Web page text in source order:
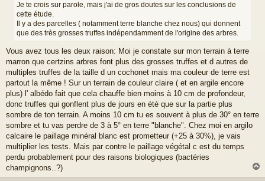
Je te crois sur parole, mais j'ai de gros doutes sur les conclusions de
cette étude.
Il y a des parcelles ( notamment terre blanche chez nous) qui donnent
que des très grosses truffes indépendamment de l'origine des arbres.
Vous avez tous les deux raison: Moi je constate sur mon terrain à terre
marron que certzins arbres font plus des grosses truffes et d autres de
multiples truffes de la taille d un cochonet mais ma couleur de terre est
partout la même ! Sur un terrain de couleur claire ( et en argile encore
plus) l' albédo fait que cela chauffe bien moins à 10 cm de profondeur,
donc truffes qui gonflent plus de jours en été que sur la partie plus
sombre de ton terrain. A moins 10 cm tu es souvent à plus de 30° en terre
sombre et tu vas perdre de 3 à 5° en terre "blanche". Chez moi en argilo
calcaire le paillage minéral blanc est prometteur (+25 à 30%), je vais
multiplier les tests. Mais par contre le paillage végétal c est du temps
perdu probablement pour des raisons biologiques (bactéries
champignons..?)
a